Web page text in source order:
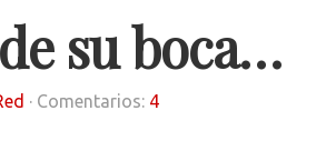
su boca…
· Comentarios: 4